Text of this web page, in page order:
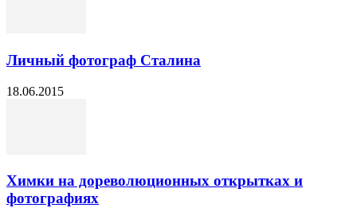
Личный фотограф Сталина
18.06.2015
Химки на дореволюционных открытках и
фотографиях